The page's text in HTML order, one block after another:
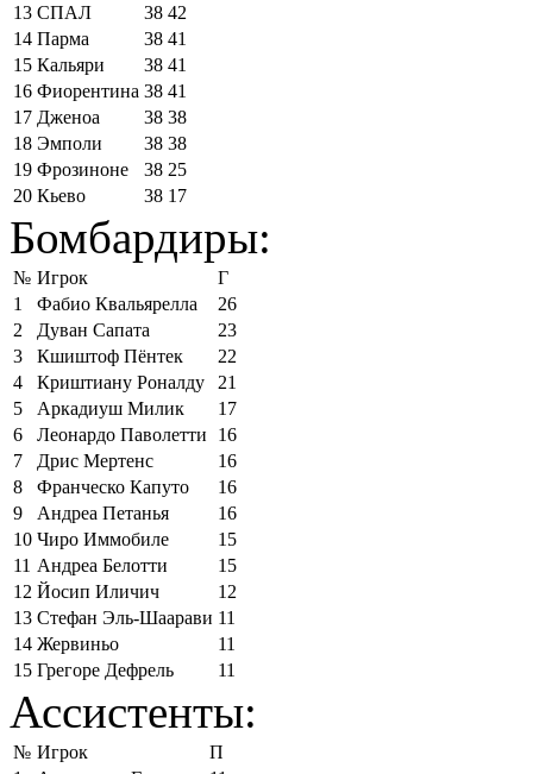
13 СПАЛ 38 42
14 Парма 38 41
15 Кальяри 38 41
16 Фиорентина 38 41
17 Дженоа 38 38
18 Эмполи 38 38
19 Фрозиноне 38 25
20 Кьево 38 17
Бомбардиры:
№ Игрок
Г
1
Фабио Квальярелла
26
2
Дуван Сапата
23
3
Кшиштоф Пёнтек
22
4
Криштиану Роналду
21
5
Аркадиуш Милик
17
6
Леонардо Паволетти
16
7
Дрис Мертенс
16
8
Франческо Капуто
16
9
Андреа Петанья
16
10 Чиро Иммобиле
15
11 Андреа Белотти
15
12 Йосип Иличич
12
13 Стефан Эль-Шаарави 11
14 Жервиньо
11
15 Грегоре Дефрель 11
Ассистенты:
№ Игрок
П